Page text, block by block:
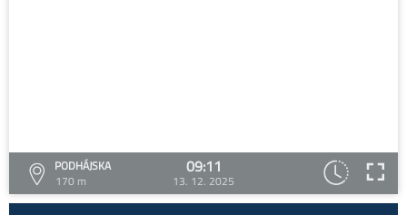
PODHÁJSKA
170 m
09:11
13. 12. 2025